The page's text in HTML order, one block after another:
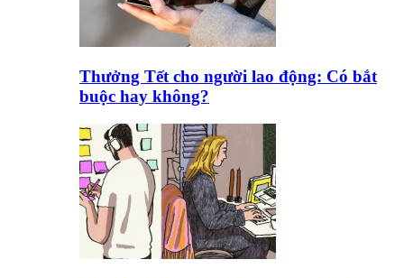
Thưởng Tết cho người lao động: Có bắt
buộc hay không?